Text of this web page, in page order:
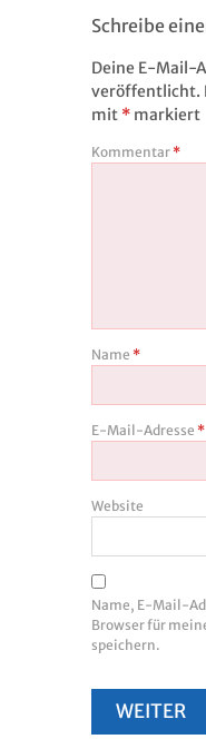
Schreibe
Deine E-Mail-
veröffentlicht.
mit * markiert
Kommentar *
Name *
E-Mail-Adresse *
Website
Name, E-Mail-
Browser für
speichern.